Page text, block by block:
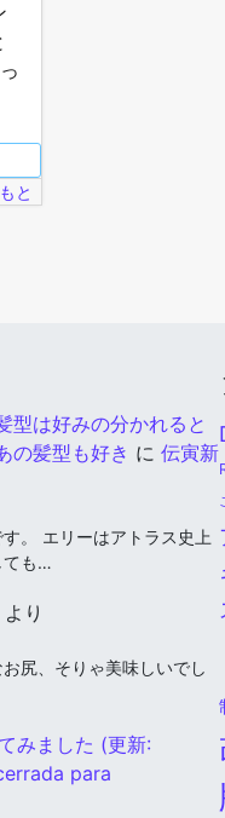
と
型は好みの分かれると
の髪型も好き に 伝寅新
。 エリーはアトラス史上
ても…
より
尻、そりゃ美味しいでし
みました (更新:
para